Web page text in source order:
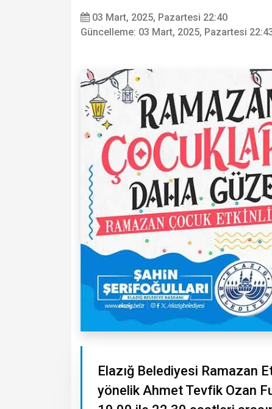
03 Mart, 2025, Pazartesi 22:40
Güncelleme: 03 Mart, 2025, Pazartesi
Elazığ Belediyesi Ramazan
yönelik Ahmet Tevfik Ozan